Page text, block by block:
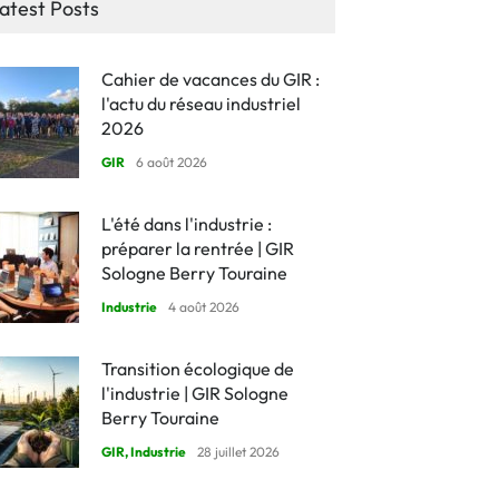
Posts
Cahier de vacances du GIR :
l'actu du réseau industriel
2026
GIR 6 août 2026
L'été dans l'industrie :
préparer la rentrée | GIR
Sologne Berry Touraine
Industrie 4 août 2026
Transition écologique de
l'industrie | GIR Sologne
Berry Touraine
GIR,Industrie 28 juillet 2026